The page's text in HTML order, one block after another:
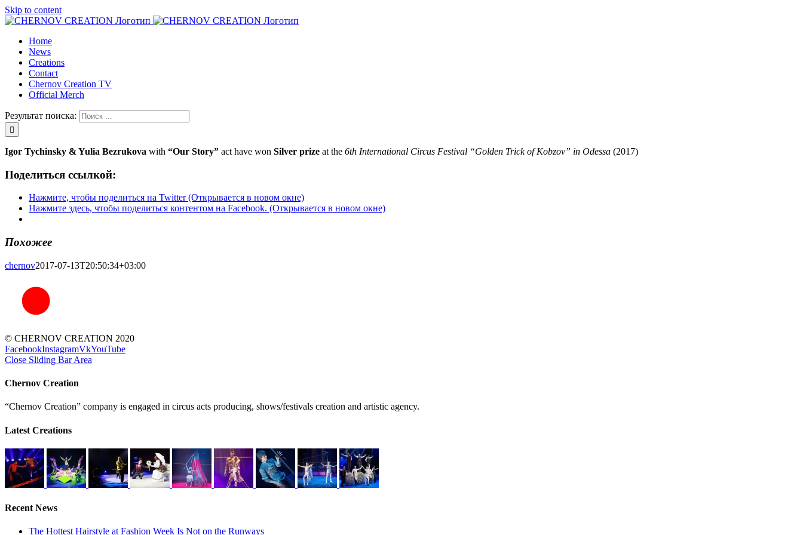
Skip to content
Home
News
Creations
Contact
Chernov Creation TV
Official Merch
Результат поиска:
Igor Tychinsky & Yulia Bezrukova with “Our Story” act have won Silver prize at the 6th International Circus Festival “Golden Trick of Kobzov” in Odessa (2017)
Поделиться ссылкой:
Нажмите, чтобы поделиться на Twitter (Открывается в новом окне)
Нажмите здесь, чтобы поделиться контентом на Facebook. (Открывается в новом окне)
Похожее
chernov2017-07-13T20:50:34+03:00
© CHERNOV CREATION 2020
FacebookInstagramVkYouTube
Close Sliding Bar Area
Chernov Creation
“Chernov Creation” company is engaged in circus acts producing, shows/festivals creation and artistic agency.
Latest Creations
Recent News
The Hottest Hairstyle at Fashion Week Is Not on the Runways